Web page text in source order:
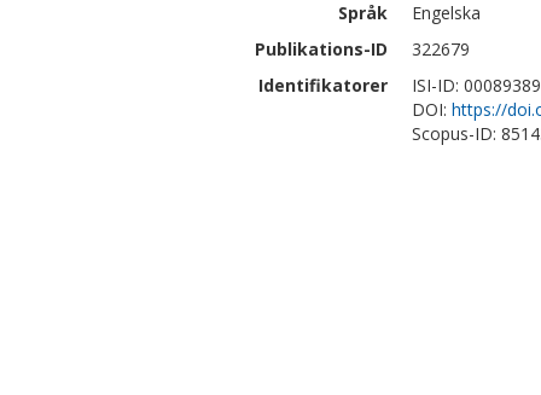
Språk
Engelska
Publikations-ID
322679
Identifikatorer
ISI-ID:
DOI: https://
Scopus-ID: